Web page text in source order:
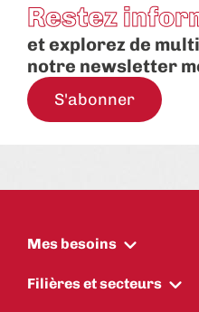
Restez
et explorez de
notre newsletter
S'abonner
Mes besoins
Filières et secteurs